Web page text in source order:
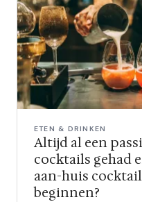
ETEN & DRINKEN
Altijd al een
cocktails gehad
aan-huis
beginnen?